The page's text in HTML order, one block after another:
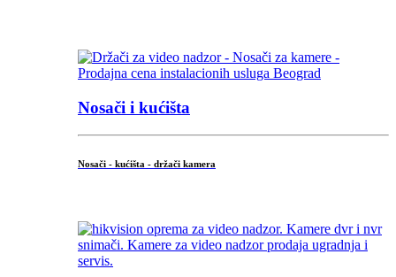
Nosači i kućišta
Nosači - kućišta - držači kamera